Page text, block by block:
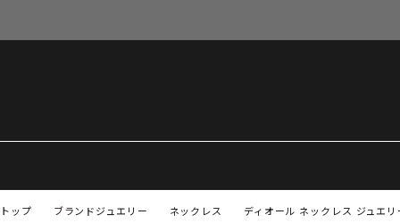
トップ ディオール ネックレス ジュエリ
ブランドジュエリー ネックレス